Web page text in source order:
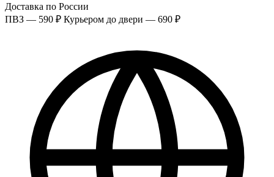
Доставка по России
ПВЗ — 590 ₽ Курьером до двери — 690 ₽